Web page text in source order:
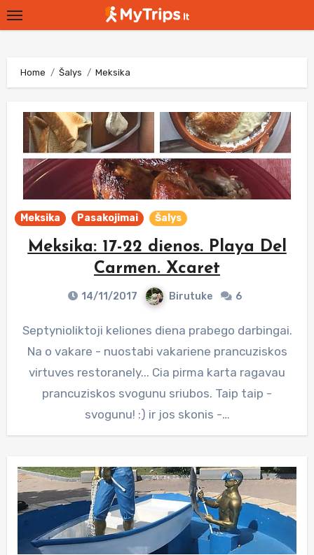
Skip
to
Home Šalys Meksika
Meksika Pasakojimai Šalys
Meksika: 17-22 dienos. Playa Del
Carmen. Xcaret
14/11/2017 Birutuke 6
Septynioliktoji keliones diena prabego darbingai.
Na o vakare - nuostabi vakariene prancuziskos
virtuves restoranely... Cia pirma karta ragavau
prancuziskos svogunu sriubos. Taip taip -
svogunu! :) ir jos skonis -…